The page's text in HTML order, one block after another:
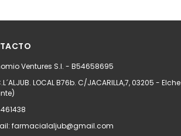
Ventures S.l. - B54658695
LOCAL B76b. C/JACARILLA,7, 03205 - Elche
farmacialaljub@gmail.com